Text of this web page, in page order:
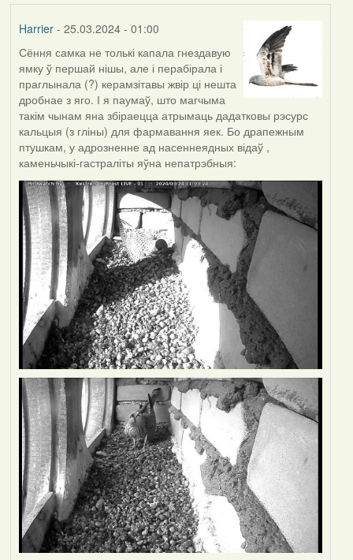
Harrier- 25.03.2024 - 01:00
Сёння самка не толькі капала гнездавую
ямку ў першай нішы, але і перабірала і
праглынала (?) керамзітавы жвір ці нешта
дробнае з яго. І я паумаў, што магчыма
такім чынам яна збіраецца атрымаць дадатковы рэсурс
кальцыя (з гліны) для фармавання яек. Бо драпежным
птушкам, у адрозненне ад насеннеядных відаў ,
каменьчыкі-гастраліты яўна непатрэбныя: